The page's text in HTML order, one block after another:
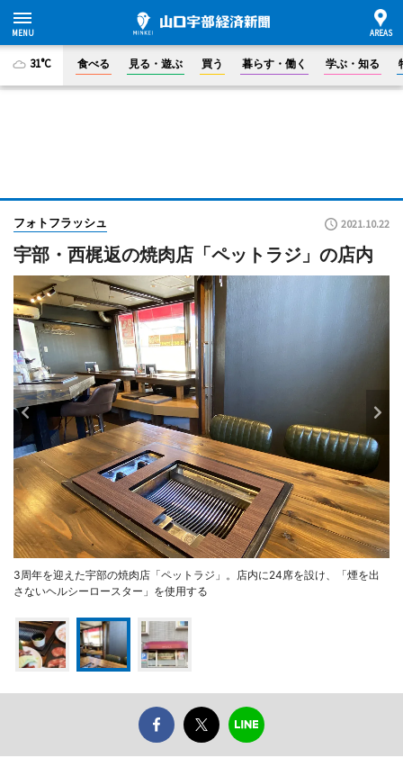
31°C 食べる 見る・遊ぶ 買う 暮らす・働く 学ぶ・知る
フォトフラッシュ 2021.10.22
宇部・西梶返の焼肉店「ペットラジ」の店内
3周年を迎えた宇部の焼肉店「ペットラジ」。店内に24席を設け、「煙を出
さないヘルシーロースター」を使用する